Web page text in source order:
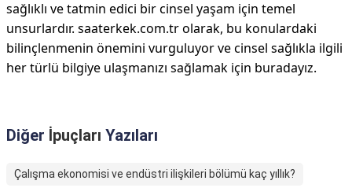
sağlıklı ve tatmin edici bir cinsel yaşam için temel
unsurlardır. saaterkek.com.tr olarak, bu konulardaki
bilinçlenmenin önemini vurguluyor ve cinsel sağlıkla ilgili
her türlü bilgiye ulaşmanızı sağlamak için buradayız.
Diğer İpuçları Yazıları
Çalışma ekonomisi ve endüstri ilişkileri bölümü kaç yıllık?